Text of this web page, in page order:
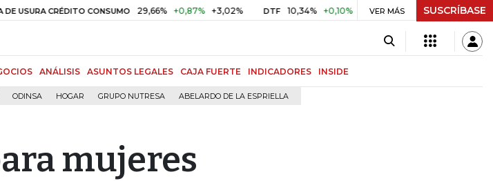
CRÉDITO CONSUMO 29,66% +0,87% +3,02% DTF 10,34% +0,10% +0,98% UVR $ 416,91 +$ 0,05
VER MÁS SUSCRÍBASE
ANÁLISIS ASUNTOS LEGALES CAJA FUERTE INDICADORES INSIDE
ODINSA HOGAR GRUPO NUTRESA ABELARDO DE LA ESPRIELLA
mujeres